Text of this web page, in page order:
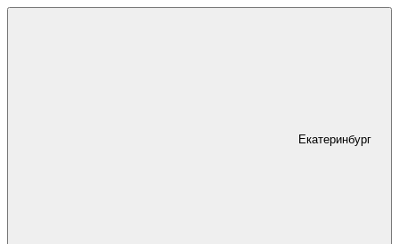
Екатеринбург